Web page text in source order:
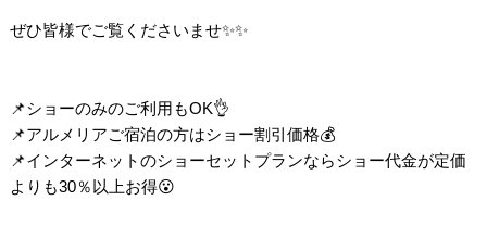
ぜひ皆様でご覧くださいませ✨✨
📌ショーのみのご利用もOK👌
📌アルメリアご宿泊の方はショー割引価格💰
📌インターネットのショーセットプランならショー代金が定価
よりも30％以上お得😮